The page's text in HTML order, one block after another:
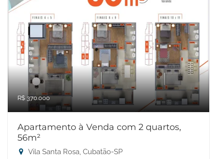
R$ 370.000
Apartamento à Venda com 2 quartos,
56m²
Vila Santa Rosa, Cubatão-SP